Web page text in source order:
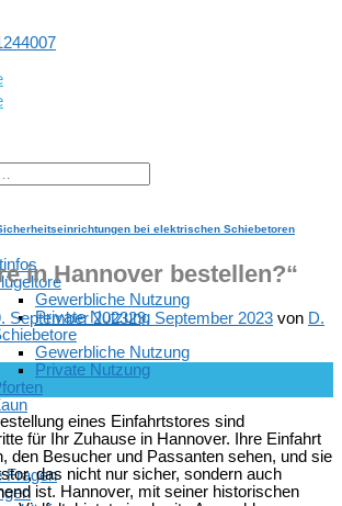
Gewerbliche Nutzung
Private Nutzung
Gewerbliche Nutzung
Private Nutzung
Fragen
bei elektrischen Schiebetoren
in Hannover bestellen?“
September 202329. September 2023 von D.
eines Einfahrtstores sind
für Ihr Zuhause in Hannover. Ihre Einfahrt
den Besucher und Passanten sehen, und sie
das nicht nur sicher, sondern auch
ist. Hannover, mit seiner historischen